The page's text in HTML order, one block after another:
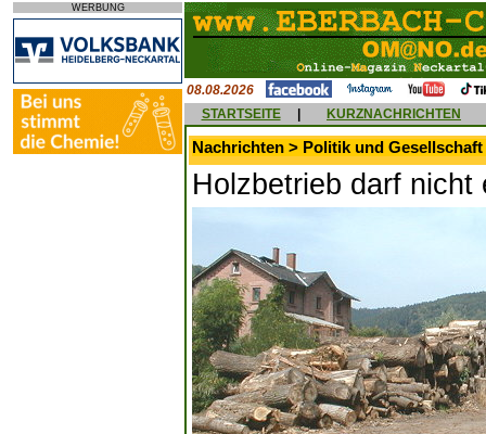
WERBUNG
08.08.2026
STARTSEITE
KURZNACHRICHTEN
Nachrichten > Politik und Gesellschaft
Holzbetrieb darf nicht